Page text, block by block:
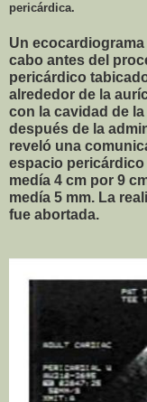
pericárdica.
Un
cabo antes del
pericárdico
alrededor de la
con la cavidad de
después de la
reveló una
espacio pericárdico
medía 4 cm por 9
medía 5 mm. La
fue abortada.